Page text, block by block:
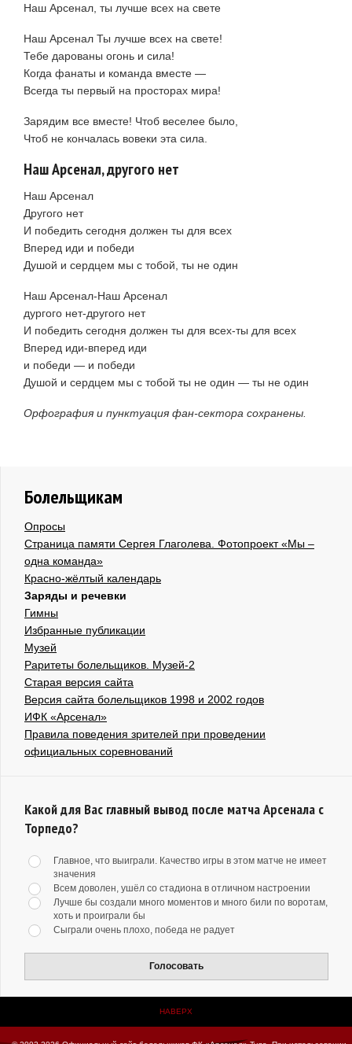
Наш Арсенал, ты лучше всех на свете
Наш Арсенал Ты лучше всех на свете!
Тебе дарованы огонь и сила!
Когда фанаты и команда вместе —
Всегда ты первый на просторах мира!
Зарядим все вместе! Чтоб веселее было,
Чтоб не кончалась вовеки эта сила.
Наш Арсенал, другого нет
Наш Арсенал
Другого нет
И победить сегодня должен ты для всех
Вперед иди и победи
Душой и сердцем мы с тобой, ты не один
Наш Арсенал-Наш Арсенал
дургого нет-другого нет
И победить сегодня должен ты для всех-ты для всех
Вперед иди-вперед иди
и победи — и победи
Душой и сердцем мы с тобой ты не один — ты не один
Орфография и пунктуация фан-сектора сохранены.
Болельщикам
Опросы
Страница памяти Сергея Глаголева. Фотопроект «Мы –
одна команда»
Красно-жёлтый календарь
Заряды и речевки
Гимны
Избранные публикации
Музей
Раритеты болельщиков. Музей-2
Старая версия сайта
Версия сайта болельщиков 1998 и 2002 годов
ИФК «Арсенал»
Правила поведения зрителей при проведении
официальных соревнований
Какой для Вас главный вывод после матча Арсенала с
Торпедо?
Главное, что выиграли. Качество игры в этом матче не имеет
значения
Всем доволен, ушёл со стадиона в отличном настроении
Лучше бы создали много моментов и много били по воротам,
хоть и проиграли бы
Сыграли очень плохо, победа не радует
Голосовать
НАВЕРХ